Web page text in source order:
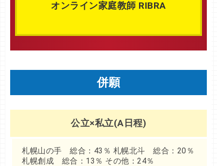
オンライン家庭教師 RIBRA
併願
公立×私立(A日程)
札幌山の手 総合：43％ 札幌北斗 総合：20％
札幌創成 総合：13％ その他：24％